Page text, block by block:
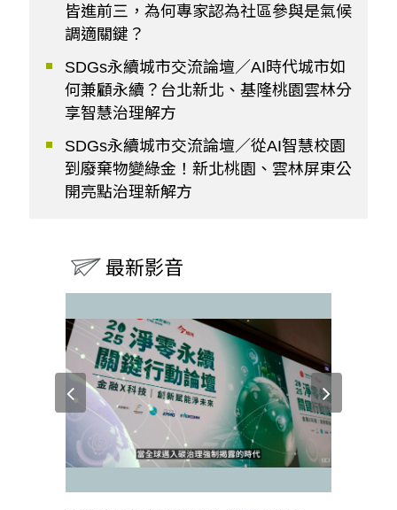
皆進前三，為何專家認為社區參與是氣候
調適關鍵？
SDGs永續城市交流論壇／AI時代城市如
何兼顧永續？台北新北、基隆桃園雲林分
享智慧治理解方
SDGs永續城市交流論壇／從AI智慧校園
到廢棄物變綠金！新北桃園、雲林屏東公
開亮點治理新解方
最新影音